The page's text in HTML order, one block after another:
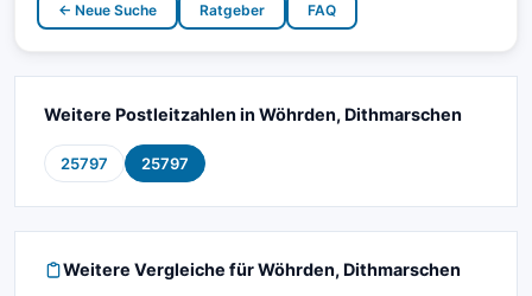
← Neue Suche Ratgeber FAQ
Weitere Postleitzahlen in Wöhrden, Dithmarschen
25797 25797
Weitere Vergleiche für Wöhrden, Dithmarschen